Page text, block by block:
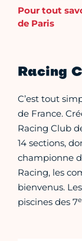
Pour tout
de Paris
Racing
C’est tout
de France.
Racing Club
14 sections,
championne
Racing, les
bienvenus.
piscines des 7e